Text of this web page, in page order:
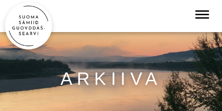
ARKIIVA